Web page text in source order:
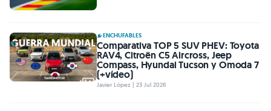
ENCHUFABLES
Comparativa TOP 5 SUV PHEV: Toyota
RAV4, Citroën C5 Aircross, Jeep
Compass, Hyundai Tucson y Omoda 7
(+vídeo)
Javier López | 23 Jul 2026